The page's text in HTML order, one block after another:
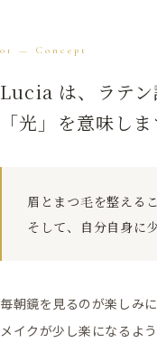
01 — Concept
Lucia は、ラテン
「光」を意味しま
眉とまつ毛を整える
そして、自分自身に
毎朝鏡を見るのが楽しみ
メイクが少し楽になるよう